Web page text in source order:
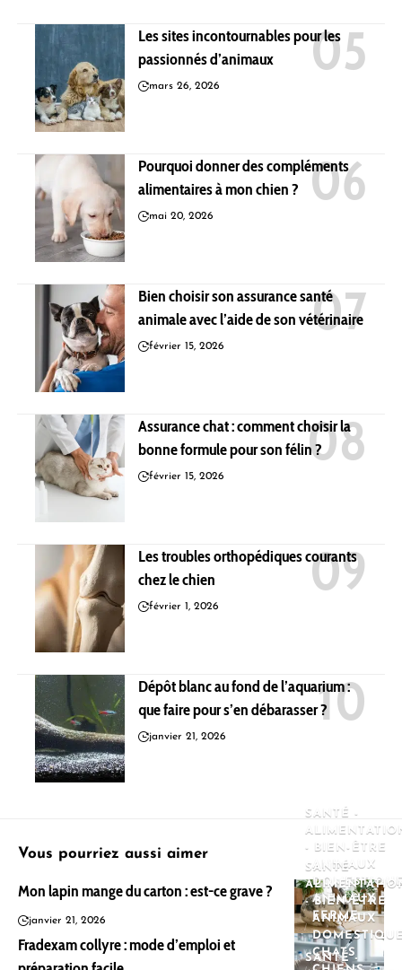
Les sites incontournables pour les
passionnés d’animaux
mars 26, 2026
Pourquoi donner des compléments
alimentaires à mon chien ?
mai 20, 2026
Bien choisir son assurance santé
animale avec l’aide de son vétérinaire
février 15, 2026
Assurance chat : comment choisir la
bonne formule pour son félin ?
février 15, 2026
Les troubles orthopédiques courants
chez le chien
février 1, 2026
Dépôt blanc au fond de l’aquarium :
que faire pour s’en débarasser ?
janvier 21, 2026
Vous pourriez aussi aimer
SANTÉ -
- BIEN-ÊTRE
ANIMAUX
ANIMAUX
FERME
Mon lapin mange du carton : est-ce grave ?
janvier 21, 2026
SANTÉ -
- BIEN-ÊTRE
ANIMAUX
CHATS
Fradexam collyre : mode d’emploi et
SANTÉ -